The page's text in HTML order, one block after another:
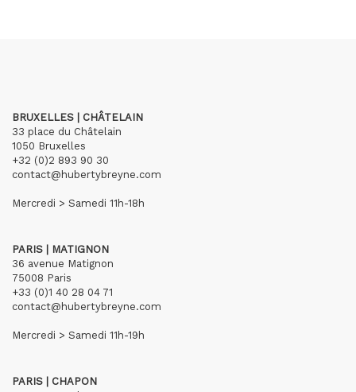
BRUXELLES | CHÂTELAIN
33 place du Châtelain
1050 Bruxelles
+32 (0)2 893 90 30
contact@hubertybreyne.com
Mercredi > Samedi 11h-18h
PARIS | MATIGNON
36 avenue Matignon
75008 Paris
+33 (0)1 40 28 04 71
contact@hubertybreyne.com
Mercredi > Samedi 11h-19h
PARIS | CHAPON